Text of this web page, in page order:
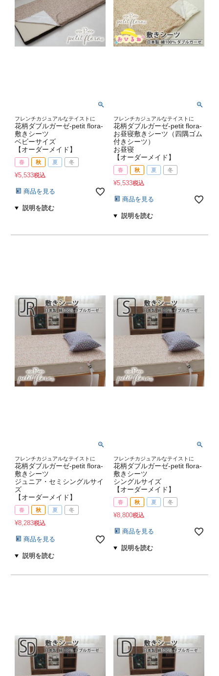
フレンチカジュアルなテイストに
花柄ダブルガーゼ-petit flora-
敷きシーツ
ベビーサイズ
【オーダーメイド】
春 秋 夏 冬
¥5,533税込
商品を見る
フレンチカジュアルなテイストに
花柄ダブルガーゼ-petit flora-
お昼寝敷きシーツ（四隅ゴム
付きシーツ）
お昼寝
【オーダーメイド】
春 秋 夏 冬
¥5,533税込
商品を見る
フレンチカジュアルなテイストに
花柄ダブルガーゼ-petit flora-
敷きシーツ
ジュニア・セミシングルサイ
ズ
【オーダーメイド】
春 秋 夏 冬
¥8,283税込
商品を見る
フレンチカジュアルなテイストに
花柄ダブルガーゼ-petit flora-
敷きシーツ
シングルサイズ
【オーダーメイド】
春 秋 夏 冬
¥8,800税込
商品を見る